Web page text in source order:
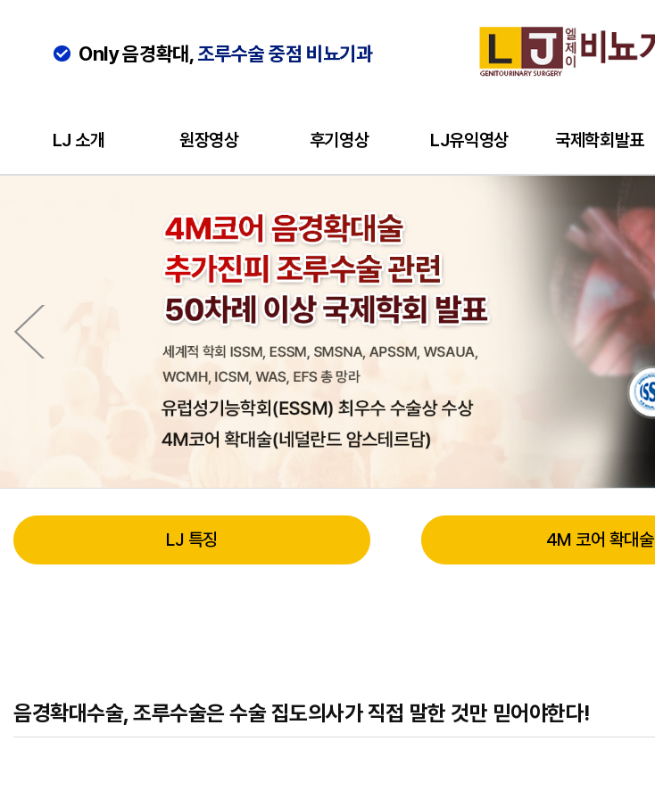
Only 음경확대,조루수술 중점 비뇨기과
LJ 소개 원장영상 후기영상 LJ유익영상 국제학회발표
LJ 특징 4M 코어 확대술
음경확대수술, 조루수술은 수술 집도의사가 직접 말한 것만 믿어야한다!